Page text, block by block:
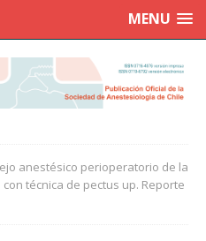
MENU
anestésico perioperatorio de la
técnica de pectus up. Reporte